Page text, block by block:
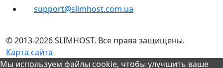
support@slimhost.com.ua
© 2013-2026 SLIMHOST. Все права защищены.
Карта сайта
Мы используем файлы cookie, чтобы улучшить ваше